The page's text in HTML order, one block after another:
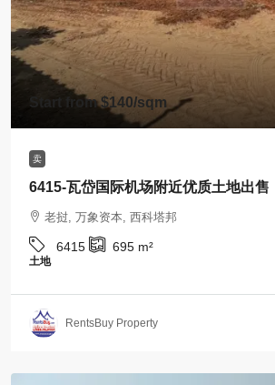
Start from$140/sqm
卖
6415-瓦岱国际机场附近优质土地出售
老挝, 万象资本, 西科塔邦
6415 695 m²
土地
RentsBuy Property